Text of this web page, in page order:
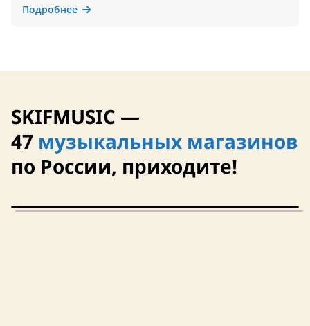
Подробнее
SKIFMUSIC —
47 музыкальных магазинов
по России, приходите!